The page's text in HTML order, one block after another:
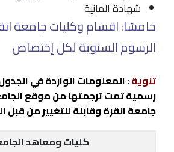
شهادة المانية
خامسًا: اقسام وكليات جامعة
الرسوم السنوية لكل إختصاص
تنوية:المعلومات الواردة في
رسمية تمت ترجمتها من موقع
جامعة انقرة وقابلة للتغيير من قبل
كليات ومعاهد